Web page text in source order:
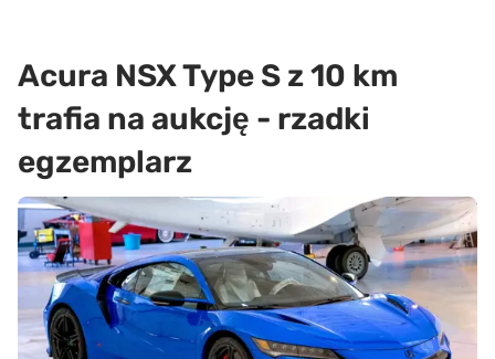
Acura NSX Type S z 10 km
trafia na aukcję - rzadki
egzemplarz